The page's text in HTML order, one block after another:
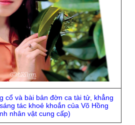
cổ và bài bản đờn ca tài tử, khẳng
tác khoẻ khoắn của Võ Hồng
nhân vật cung cấp)